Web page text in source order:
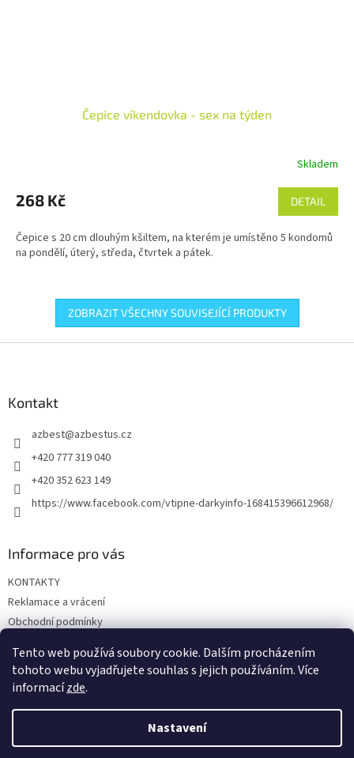
Tento web používá soubory cookie. Dalším procházením
tohoto webu vyjadřujete souhlas s jejich používáním. Více
informacízde.
Nastavení
Čepice víkendovka - sex na týden
produktu
je
z
5
Skladem
268 Kč DETAIL
Čepice s 20 cm dlouhým kšiltem, na kterém je umístěno 5 kondomů
na pondělí, úterý, středa, čtvrtek a pátek.
ZOBRAZIT VŠECHNY SOUVISEJÍCÍ PRODUKTY
Kontakt
azbest@azbestus.cz
+420 777 319 040
+420 352 623 149
https://www.facebook.com/vtipne-darkyinfo-168415396612968/
Informace pro vás
KONTAKTY
Reklamace a vrácení
Obchodní podmínky
Doprava a platba
Vytvořil Shoptet